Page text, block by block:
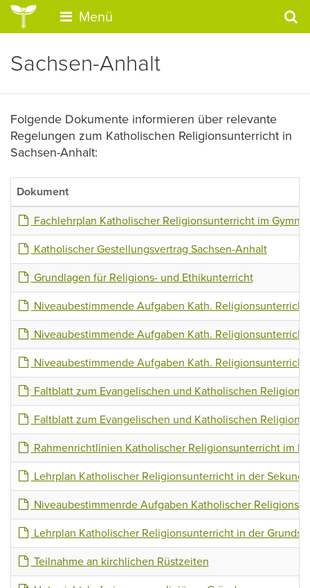
Menü
Sachsen-Anhalt
Folgende Dokumente informieren über relevante
Regelungen zum Katholischen Religionsunterricht in
Sachsen-Anhalt:
Dokument
Fachlehrplan Katholischer Religionsunterricht im
Katholischer Gestellungsvertrag Sachsen-Anhalt
Grundlagen für Religions- und Ethikunterricht
Niveaubestimmende Aufgaben Kath. Religionsunterricht
Niveaubestimmende Aufgaben Kath. Religionsunterricht
Niveaubestimmende Aufgaben Kath. Religionsunterricht
Faltblatt zum Evangelischen und Katholischen
Faltblatt zum Evangelischen und Katholischen
Rahmenrichtlinien Katholischer Religionsunterricht im
Lehrplan Katholischer Religionsunterricht in der
Niveaubestimmenrde Aufgaben Katholischer
Lehrplan Katholischer Religionsunterricht in der
Teilnahme an kirchlichen Rüstzeiten